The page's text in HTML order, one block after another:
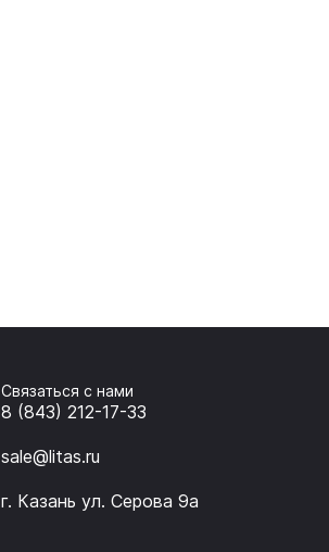
Связаться с нами
8 (843) 212-17-33
sale@litas.ru
г. Казань ул. Серова 9а